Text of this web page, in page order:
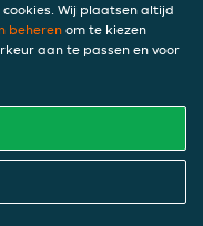
Wij plaatsen altijd
beheren om te kiezen
aan te passen en voor